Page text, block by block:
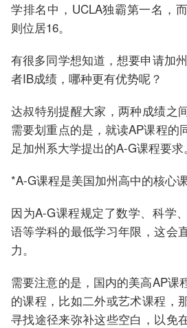
学排名中，UCLA独霸第一名，
则位居16。
有很多同学想知道，想要申请加
者IB成绩，哪种更有优势呢？
达叔特别提醒大家，两种成绩之
需要划重点的是，就读AP课程的
足加州系大学提出的A-G课程要求。
*A-G课程是美国加州高中的核心
因为A-G课程规定了数学、科学
语等学科的最低学习年限，这会
力。
需要注意的是，国内的美高AP课
的课程，比如二外或艺术课程，
寻找途径来弥补这些空白，以免